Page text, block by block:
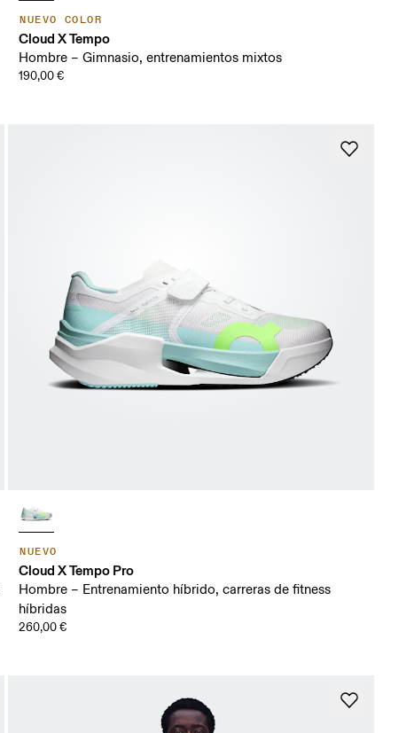
NUEVO COLOR
Cloud X Tempo
Hombre – Gimnasio, entrenamientos mixtos
190,00 €
NUEVO
Cloud X Tempo Pro
Hombre – Entrenamiento híbrido, carreras de fitness
híbridas
260,00 €